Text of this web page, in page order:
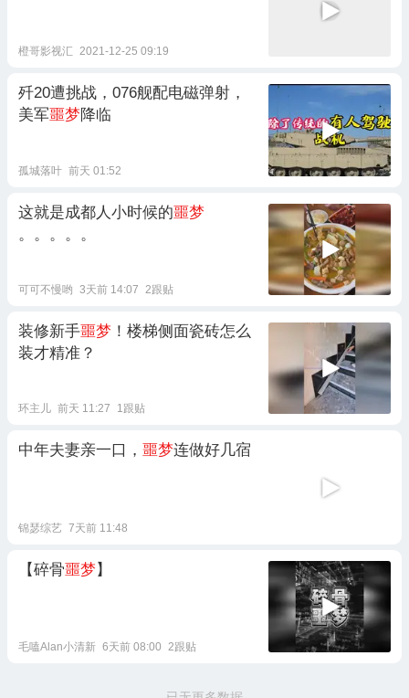
橙哥影视汇 2021-12-25 09:19
歼20遭挑战，076舰配电磁弹射，
美军噩梦降临
孤城落叶 前天 01:52
这就是成都人小时候的噩梦
。。。。。
可可不慢哟 3天前 14:07 2跟贴
装修新手噩梦 ！楼梯侧面瓷砖怎么
装才精准？
环主儿 前天 11:27 1跟贴
中年夫妻亲一口， 噩梦连做好几宿
锦瑟综艺 7天前 11:48
【碎骨噩梦 】
毛嗑Alan小清新 6天前 08:00 2跟贴